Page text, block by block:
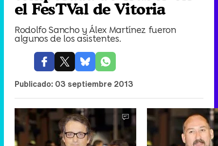
el FesTVal de Vitoria
Rodolfo Sancho y Álex Martínez fueron
algunos de los asistentes.
Publicado: 03 septiembre 2013